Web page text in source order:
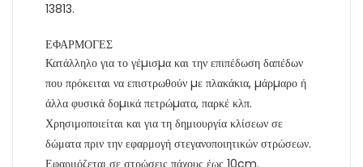
13813.
ΕΦΑΡΜΟΓΕΣ
Κατάλληλο για το γέµισµα και την επιπέδωση δαπέδων
που πρόκειται να επιστρωθούν µε πλακάκια, µάρµαρο ή
άλλα φυσικά δοµικά πετρώµατα, παρκέ κλπ.
Χρησιμοποιείται και για τη δημιουργία κλίσεων σε
δώματα πριν την εφαρμογή στεγανοποιητικών στρώσεων.